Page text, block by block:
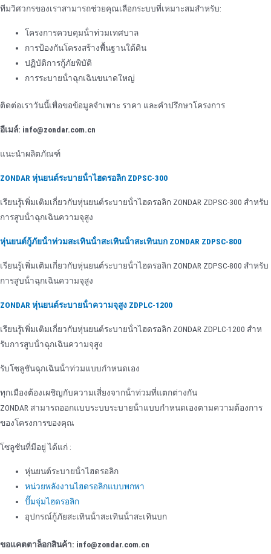
ทีมวิศวกรของเราสามารถช่วยคุณเลือกระบบที่เหมาะสมสําหรับ:
โครงการควบคุมน้ําท่วมเทศบาล
การป้องกันโครงสร้างพื้นฐานใต้ดิน
ปฏิบัติการกู้ภัยพิบัติ
การระบายน้ําฉุกเฉินขนาดใหญ่
ติดต่อเราวันนี้เพื่อขอข้อมูลจําเพาะ ราคา และคําปรึกษาโครงการ
อีเมล์: info@zondar.com.cn
แนะนําผลิตภัณฑ์
ZONDAR หุ่นยนต์ระบายน้ําไฮดรอลิก ZDPSC-300
เรียนรู้เพิ่มเติมเกี่ยวกับหุ่นยนต์ระบายน้ําไฮดรอลิก ZONDAR ZDPSC-300 สําหรับ
การสูบน้ําฉุกเฉินความจุสูง
หุ่นยนต์กู้ภัยน้ําท่วมสะเทินน้ําสะเทินน้ําสะเทินบก ZONDAR ZDPSC-800
เรียนรู้เพิ่มเติมเกี่ยวกับหุ่นยนต์ระบายน้ําไฮดรอลิก ZONDAR ZDPSC-800 สําหรับ
การสูบน้ําฉุกเฉินความจุสูง
ZONDAR หุ่นยนต์ระบายน้ําความจุสูง ZDPLC-1200
เรียนรู้เพิ่มเติมเกี่ยวกับหุ่นยนต์ระบายน้ําไฮดรอลิก ZONDAR ZDPLC-1200 สําห
รับการสูบน้ําฉุกเฉินความจุสูง
รับโซลูชันฉุกเฉินน้ําท่วมแบบกําหนดเอง
ทุกเมืองต้องเผชิญกับความเสี่ยงจากน้ําท่วมที่แตกต่างกัน
ZONDAR สามารถออกแบบระบบระบายน้ําแบบกําหนดเองตามความต้องการ
ของโครงการของคุณ
โซลูชันที่มีอยู่ ได้แก่ :
หุ่นยนต์ระบายน้ําไฮดรอลิก
หน่วยพลังงานไฮดรอลิกแบบพกพา
ปั๊มจุ่มไฮดรอลิก
อุปกรณ์กู้ภัยสะเทินน้ําสะเทินน้ําสะเทินบก
ขอแคตตาล็อกสินค้า: info@zondar.com.cn